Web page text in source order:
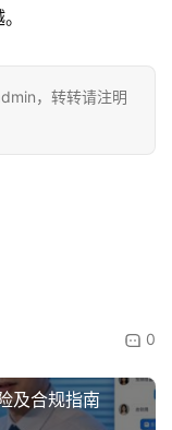
，转转请注明
0
及合规指南